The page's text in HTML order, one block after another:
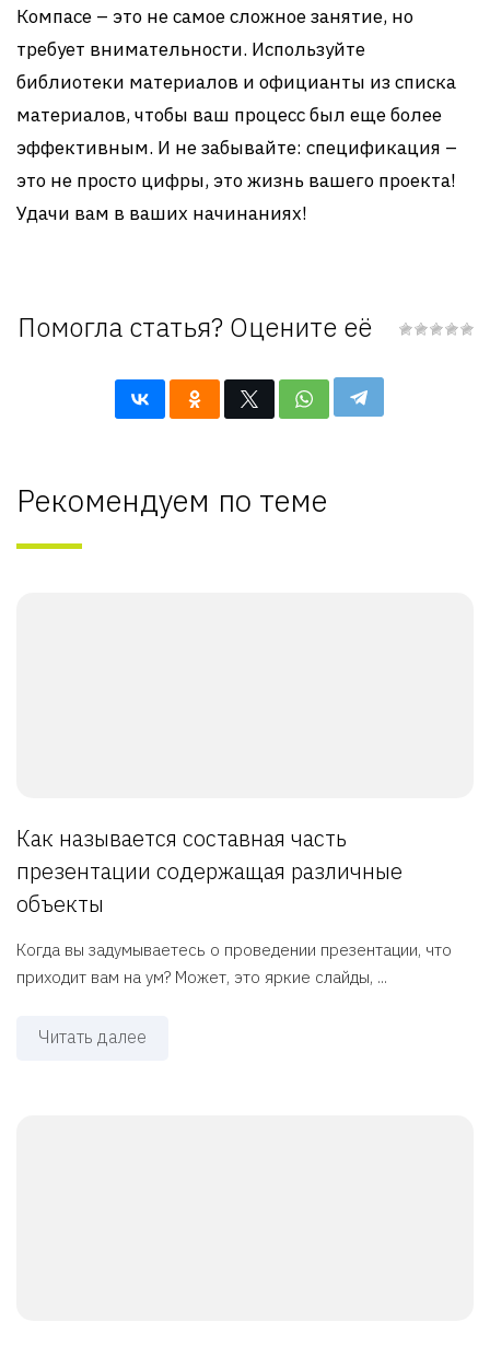
Компасе – это не самое сложное занятие, но
требует внимательности. Используйте
библиотеки материалов и официанты из списка
материалов, чтобы ваш процесс был еще более
эффективным. И не забывайте: спецификация –
это не просто цифры, это жизнь вашего проекта!
Удачи вам в ваших начинаниях!
Помогла статья? Оцените её
Рекомендуем по теме
Как называется составная часть
презентации содержащая различные
объекты
Когда вы задумываетесь о проведении презентации, что
приходит вам на ум? Может, это яркие слайды, ...
Читать далее